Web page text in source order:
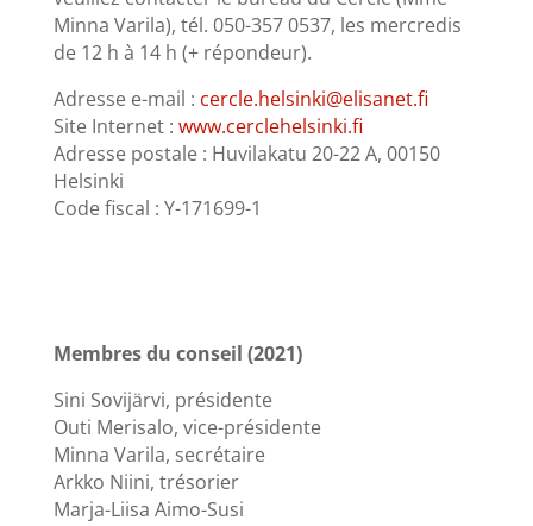
Minna Varila), tél. 050-357 0537, les mercredis
de 12 h à 14 h (+ répondeur).
Adresse e-mail : cercle.helsinki@elisanet.fi
Site Internet : www.cerclehelsinki.fi
Adresse postale : Huvilakatu 20-22 A, 00150
Helsinki
Code fiscal : Y-171699-1
Membres du conseil (2021)
Sini Sovijärvi, présidente
Outi Merisalo, vice-présidente
Minna Varila, secrétaire
Arkko Niini, trésorier
Marja-Liisa Aimo-Susi